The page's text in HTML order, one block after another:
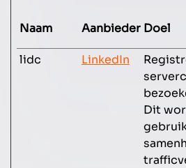
Naam Aanbieder Doel
lidc
LinkedIn
Dit